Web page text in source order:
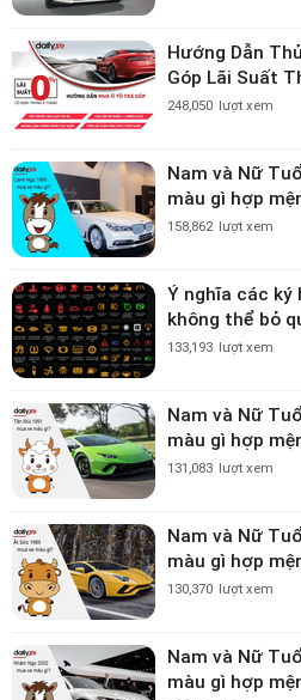
Hướng Dẫn
Góp Lãi Suất
248,050 lượt xem
Nam và Nữ
màu gì hợp
158,862 lượt xem
Ý nghĩa các ký
không thể bỏ
133,193 lượt xem
Nam và Nữ
màu gì hợp
131,083 lượt xem
Nam và Nữ
màu gì hợp
130,370 lượt xem
Nam và Nữ
màu gì hợp